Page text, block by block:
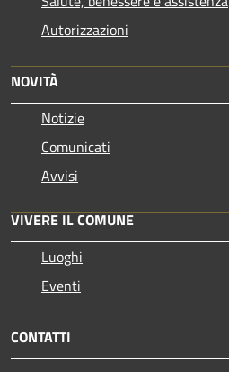
Autorizzazioni
NOVITÀ
Notizie
Comunicati
Avvisi
VIVERE IL COMUNE
Luoghi
Eventi
CONTATTI